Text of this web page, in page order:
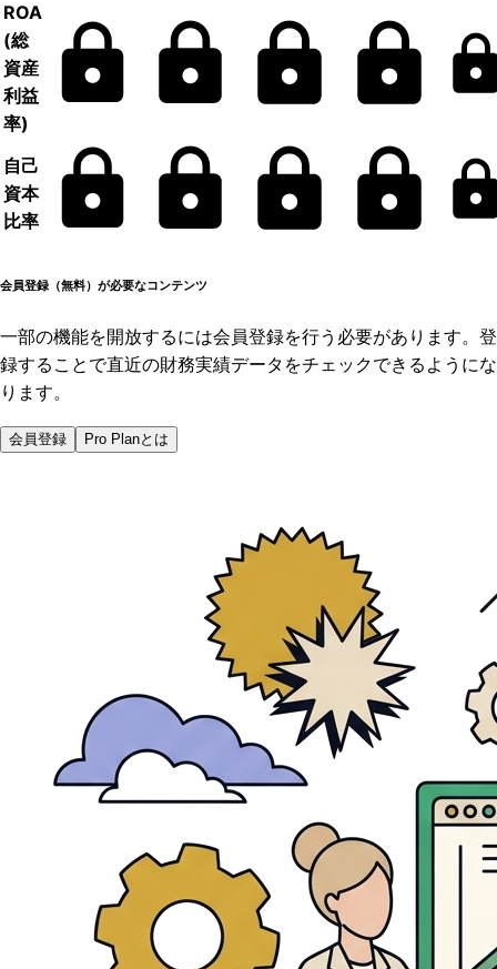
ROA
(総
資産
利益
率)
自己
資本
比率
会員登録（無料）が必要なコンテンツ
一部の機能を開放するには会員登録を行う必要があります。登
録することで直近の財務実績データをチェックできるようにな
ります。
会員登録 Pro Planとは